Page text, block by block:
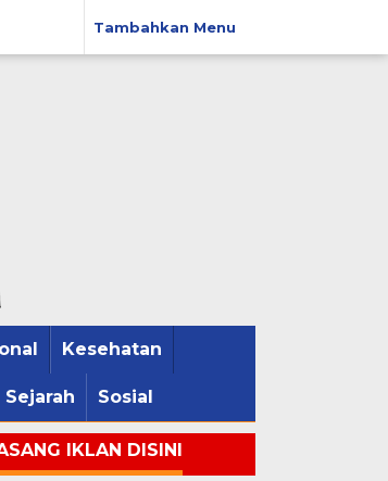
Tambahkan Menu
Kesehatan
Sejarah Sosial
IKLAN DISINI